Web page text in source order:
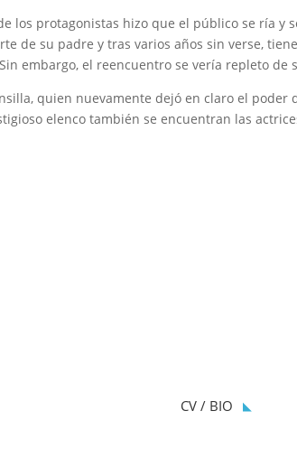
los protagonistas hizo que el público se ría y
de su padre y tras varios años sin verse,
embargo, el reencuentro se vería repleto de
quien nuevamente dejó en claro el poder
elenco también se encuentran las
CV / BIO